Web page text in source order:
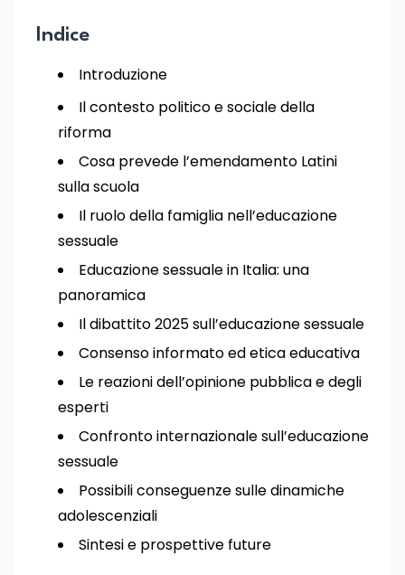
Indice
Introduzione
Il contesto politico e sociale della
riforma
Cosa prevede l’emendamento Latini
sulla scuola
Il ruolo della famiglia nell’educazione
sessuale
Educazione sessuale in Italia: una
panoramica
Il dibattito 2025 sull’educazione sessuale
Consenso informato ed etica educativa
Le reazioni dell’opinione pubblica e degli
esperti
Confronto internazionale sull’educazione
sessuale
Possibili conseguenze sulle dinamiche
adolescenziali
Sintesi e prospettive future